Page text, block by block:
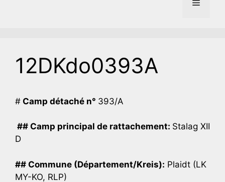
Menu
12DKdo0393A
# Camp détaché n° 393/A
## Camp principal de rattachement: Stalag XII
D
## Commune (Département/Kreis): Plaidt (LK
MY-KO, RLP)